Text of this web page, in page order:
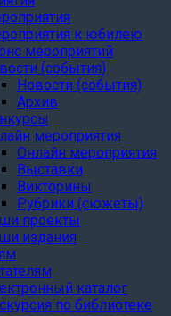
к юбилею
мероприятий
(события)
Новости (события)
Архив
мероприятия
Онлайн мероприятия
Выставки
Викторины
Рубрики (сюжеты)
проекты
издания
каталог
по библиотеке